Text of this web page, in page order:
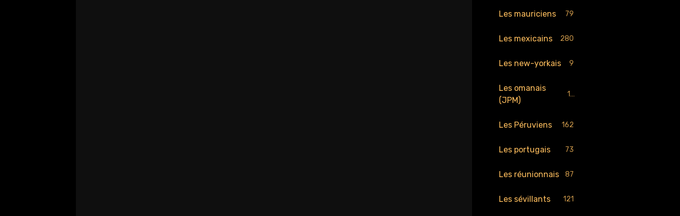
Les mauriciens 79
Les mexicains 280
Les new-yorkais 9
Les omanais
(JPM)
17
Les Péruviens 162
Les portugais 73
Les réunionnais 87
Les sévillants 121